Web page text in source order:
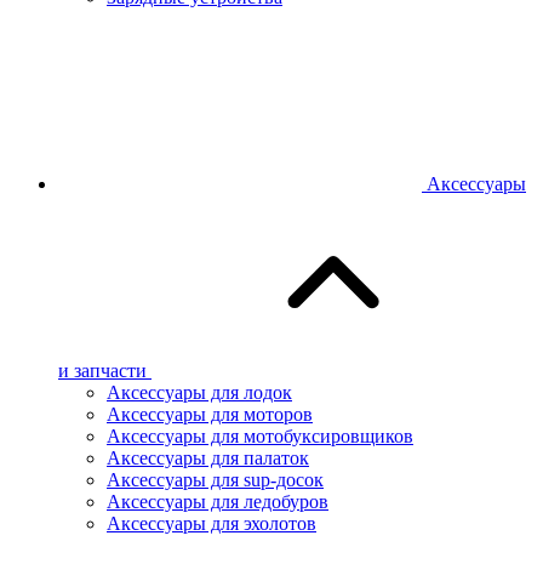
Аксессуары
и запчасти
Аксессуары для лодок
Аксессуары для моторов
Аксессуары для мотобуксировщиков
Аксессуары для палаток
Аксессуары для sup-досок
Аксессуары для ледобуров
Аксессуары для эхолотов